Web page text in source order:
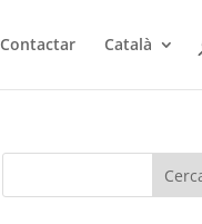
Contactar Català